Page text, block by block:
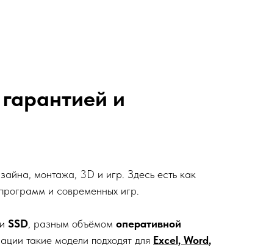
и
монтажа, 3D и игр. Здесь есть как
и современных игр.
SSD, разным объёмом оперативной
такие модели подходят для Excel, Word,